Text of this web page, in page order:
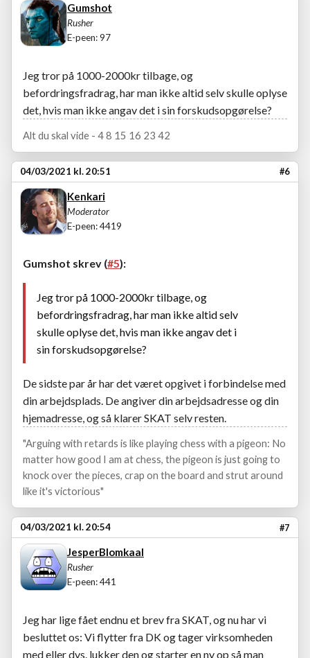
Gumshot
Rusher
E-peen: 97
Jeg tror på 1000-2000kr tilbage, og
befordringsfradrag, har man ikke altid selv skulle oplyse
det, hvis man ikke angav det i sin forskudsopgørelse?
Alt du skal vide - 4 8 15 16 23 42
04/03/2021 kl. 20:51 #6
Kenkari
Moderator
E-peen: 4419
Gumshot skrev (#5):
Jeg tror på 1000-2000kr tilbage, og
befordringsfradrag, har man ikke altid selv
skulle oplyse det, hvis man ikke angav det i
sin forskudsopgørelse?
De sidste par år har det været opgivet i forbindelse med
din arbejdsplads. De angiver din arbejdsadresse og din
hjemadresse, og så klarer SKAT selv resten.
"Arguing with retards is like playing chess with a pigeon: No
matter how good I am at chess, the pigeon is just going to
knock over the pieces, crap on the board and strut around
like it's victorious"
04/03/2021 kl. 20:54 #7
JesperBlomkaal
Rusher
E-peen: 441
Jeg har lige fået endnu et brev fra SKAT, og nu har vi
besluttet os: Vi flytter fra DK og tager virksomheden
med eller dvs. lukker den og starter en ny op så man